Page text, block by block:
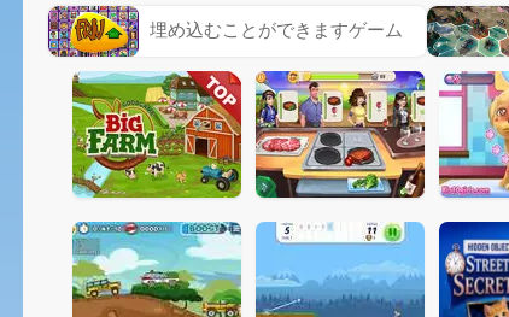
埋め込むことができますゲーム